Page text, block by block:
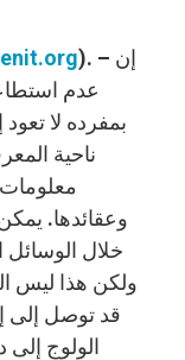
). – إن
عدم
بمفرده لا
ناحية
معلومات
وعقائدها.
خلال الوسائل
ولكن هذا ليس
قد توصل إلى
الولوج إلى